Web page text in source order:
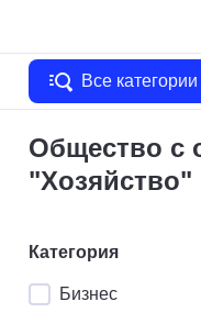
Все категории
Общество с
"Хозяйство"
Категория
Бизнес